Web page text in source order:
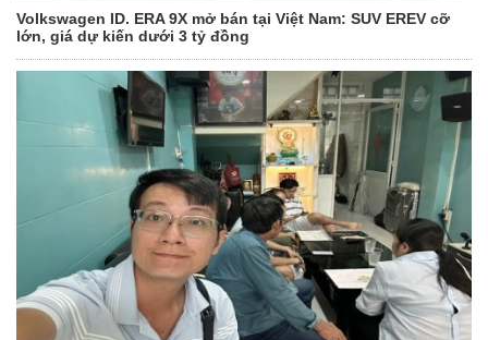
Volkswagen ID. ERA 9X mở bán tại Việt Nam: SUV EREV cỡ
lớn, giá dự kiến dưới 3 tỷ đồng